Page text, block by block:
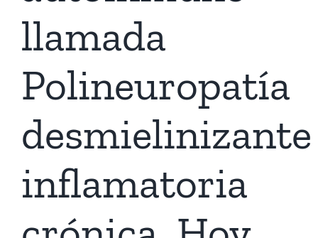
llamada
Polineuropatía
desmielinizante
inflamatoria